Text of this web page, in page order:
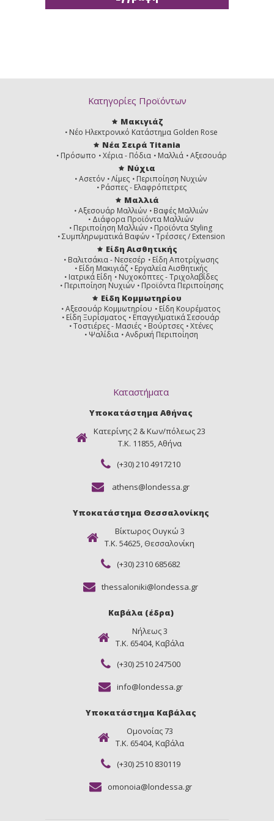
Κατηγορίες Προϊόντων
Μακιγιάζ
Νέο Ηλεκτρονικό Κατάστημα Golden Rose
Νέα Σειρά Titania
Πρόσωπο Χέρια - Πόδια Μαλλιά Αξεσουάρ
Νύχια
Ασετόν Λίμες
Περιποίηση Νυχιών
Ράσπες - Ελαφρόπετρες
Μαλλιά
Αξεσουάρ Μαλλιών
Βαφές Μαλλιών
Διάφορα Προϊόντα Μαλλιών
Περιποίηση Μαλλιών
Προϊόντα Styling
Συμπληρωματικά Βαφών
Τρέσσες / Extension
Είδη Αισθητικής
Βαλιτσάκια - Νεσεσέρ
Είδη Αποτρίχωσης
Είδη Μακιγιάζ
Εργαλεία Αισθητικής
Ιατρικά Είδη
Νυχοκόπτες - Τριχολαβίδες
Περιποίηση Νυχιών
Προϊόντα Περιποίησης
Είδη Κομμωτηρίου
Αξεσουάρ Κομμωτηρίου
Είδη Κουρέματος
Είδη Ξυρίσματος
Επαγγελματικά Σεσουάρ
Τοστιέρες - Μασιές
Βούρτσες
Χτένες
Ψαλίδια
Ανδρική Περιποίηση
Καταστήματα
Υποκατάστημα Αθήνας
Κατερίνης 2 & Κων/πόλεως 23
Τ.Κ. 11855, Αθήνα
(+30) 210 4917210
athens@londessa.gr
Υποκατάστημα Θεσσαλονίκης
Βίκτωρος Ουγκώ 3
Τ.Κ. 54625, Θεσσαλονίκη
(+30) 2310 685682
thessaloniki@londessa.gr
Καβάλα (έδρα)
Νήλεως 3
Τ.Κ. 65404, Καβάλα
(+30) 2510 247500
info@londessa.gr
Υποκατάστημα Καβάλας
Ομονοίας 73
Τ.Κ. 65404, Καβάλα
(+30) 2510 830119
omonoia@londessa.gr